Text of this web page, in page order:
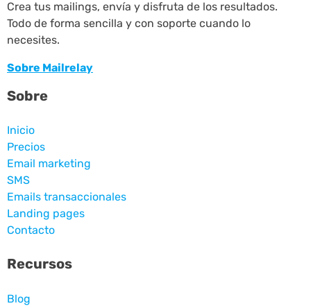
Crea tus mailings, envía y disfruta de los resultados.
Todo de forma sencilla y con soporte cuando lo
necesites.
Sobre Mailrelay
Sobre
Inicio
Precios
Email marketing
SMS
Emails transaccionales
Landing pages
Contacto
Recursos
Blog